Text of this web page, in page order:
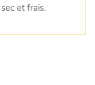
et frais.